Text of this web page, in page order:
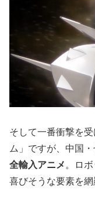
そして一番衝撃を
ム」ですが、中国
全輸入アニメ 。ロ
喜びそうな要素を網